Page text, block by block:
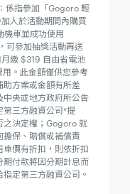
係指參加「Gogoro 輕
人於活動期間內購買
車並成功使用
可參加抽獎活動再送
繳 $319 自由省電池
。此金額僅供您參考
方案或金額有所差
央或地方政府所公告
第三方融資公司*提
之決定權；Gogoro 就
保、賠償或補償責
價有折扣，則依折扣
付款將因分期計息而
定第三方融資公司。